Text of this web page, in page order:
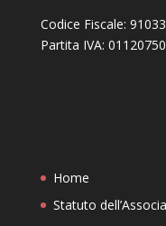
Codice Fiscale:
Partita IVA:
Home
Statuto